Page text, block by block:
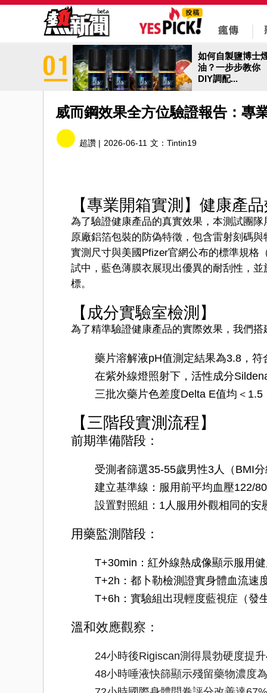
如何自製鹽博士
油？一步步教你
DIY調配...
威而鋼效果全方位驗證報告：專
超讚 | 2026-06-11 文： Tintin19
【專業開箱實測】健康產
為了驗證健康產品的真實效果，本測試團
原廠鋁箔包裝的防偽特徵，包含雷射刻碼
實測尺寸與美國Pfizer官網公布的標準規格
試中，藍色薄膜衣展現出優異的耐刮性，
標。
【成分實驗室檢測】
為了精準驗證健康產品的實際效果，我們
藥片溶解液pH值測定結果為3.8，
在紫外線燈照射下，活性成分
三批次藥片色差度Delta E值均＜
【三階段實測流程】
前期準備階段：
受測者篩選35-55歲男性3人（BMI
建立基準線：服用前平均血壓122/
設置對照組：1人服用外觀相同的安
用藥監測階段：
T+30min：紅外線熱成像顯示服用
T+2h：都卜勒檢測證實身體血流速
T+6h：實驗組出現輕度藍視症（發
溫和效應觀察：
24小時後Rigiscan測得晨勃硬度提
48小時唾液快篩顯示殘留藥物濃度